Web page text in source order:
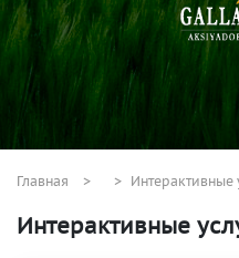
Главная Интерактивные
Интерактивные